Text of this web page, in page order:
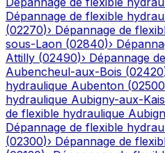
Dépannage de flexible
(02270)› Dépannage de
sous-Laon (02840)›
Attilly (02490)› Dépannage
Aubencheul-aux-Bois (02420
hydraulique Aubenton (02500
hydraulique Aubigny-aux-
de flexible hydraulique
Dépannage de flexible
(02300)› Dépannage de